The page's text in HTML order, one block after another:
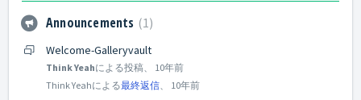
Announcements 1
Welcome-Galleryvault
Think Yeahによる投稿、 10年前
Think Yeahによる最終返信 10年前